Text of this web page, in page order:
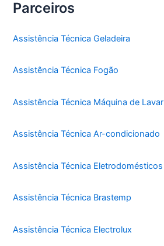
Parceiros
Assistência Técnica Geladeira
Assistência Técnica Fogão
Assistência Técnica Máquina de Lavar
Assistência Técnica Ar-condicionado
Assistência Técnica Eletrodomésticos
Assistência Técnica Brastemp
Assistência Técnica Electrolux